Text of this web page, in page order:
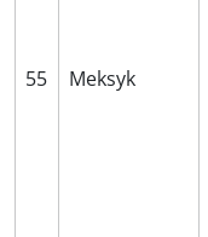
55 Meksyk